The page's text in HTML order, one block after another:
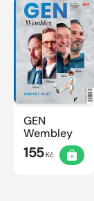
GEN
Wembley
155Kč